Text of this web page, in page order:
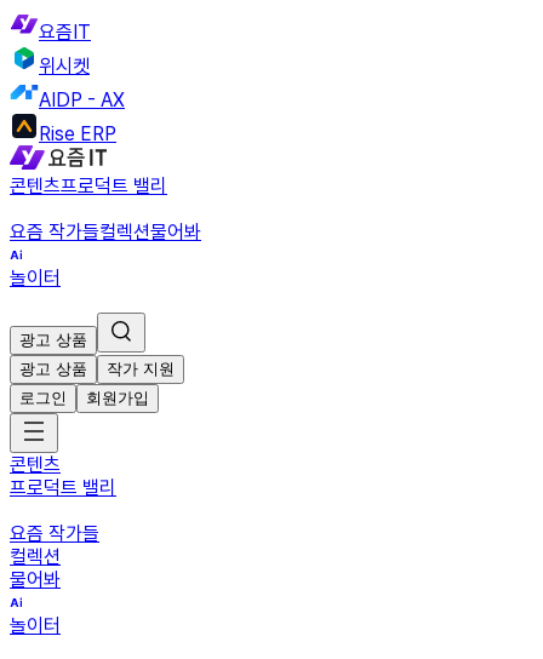
요즘IT
위시켓
AIDP - AX
Rise ERP
콘텐츠프로덕트 밸리
요즘 작가들컬렉션물어봐
놀이터
광고 상품
광고 상품
작가 지원
로그인
회원가입
콘텐츠
프로덕트 밸리
요즘 작가들
컬렉션
물어봐
놀이터